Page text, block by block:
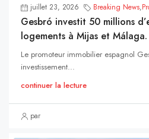
juillet 23, 2026 Breaking News,
Gesbró investit 50 millions
logements à Mijas et Málaga.
Le promoteur immobilier espagnol
investissement...
continuer la lecture
par